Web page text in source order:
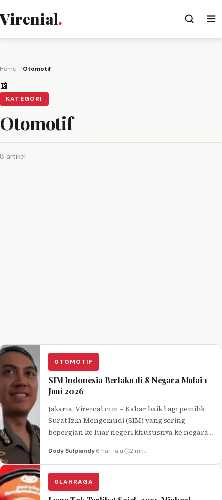
Virenial.
Home Otomotif
📰
KATEGORI
Otomotif
8 artikel
OTOMOTIF
SIM Indonesia Berlaku di 8 Negara Mulai 1
Juni 2026
Jakarta, Virenial.com – Kabar baik bagi pemilik
Surat Izin Mengemudi (SIM) yang sering
bepergian ke luar negeri khususnya ke negara-
Dody Sulpiandy·6 hari lalu· 2 mnt
OLAHRAGA